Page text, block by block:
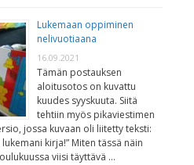
Lukemaan oppiminen
nelivuotiaana
16.09.2021
Tämän postauksen
aloitusotos on kuvattu
kuudes syyskuuta. Siitä
tehtiin myös pikaviestimen
jossa kuvaan oli liitetty teksti:
kirja!” Miten tässä näin
viisi täyttävä …